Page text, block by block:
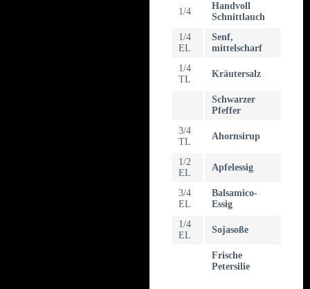
1/4
Handvoll
Schnittlauch
1/4
EL
Senf,
mittelscharf
1/4
TL
Kräutersalz
Schwarzer
Pfeffer
3/4
TL
Ahornsirup
1/2
EL
Apfelessig
3/4
EL
Balsamico-
Essig
1/4
EL
Sojasoße
Frische
Petersilie